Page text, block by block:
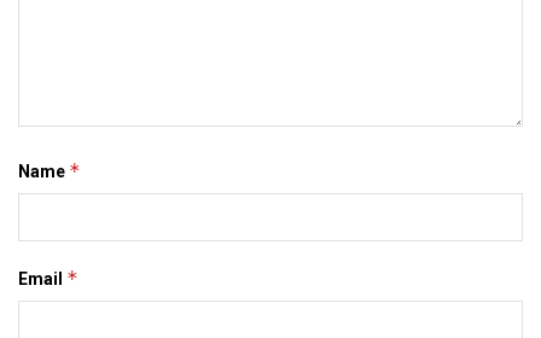
Name *
Email *